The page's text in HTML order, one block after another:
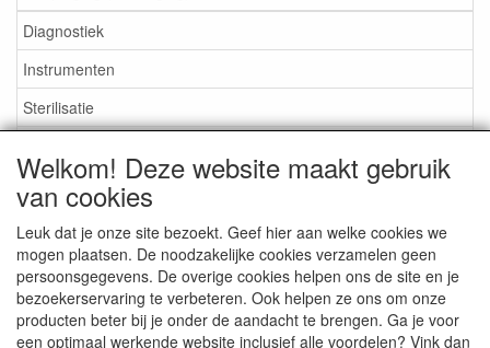
Diagnostiek
Instrumenten
Sterilisatie
Aktieartikelen
Medisan Trading te Alblasserdam. Alle genoemde prijzen zijn
inclusief BTW enexclusief verzendkostentenzij anders
Welkom! Deze website maakt gebruik
van cookies
Leuk dat je onze site bezoekt. Geef hier aan welke cookies we
mogen plaatsen. De noodzakelijke cookies verzamelen geen
persoonsgegevens. De overige cookies helpen ons de site en je
bezoekerservaring te verbeteren. Ook helpen ze ons om onze
producten beter bij je onder de aandacht te brengen. Ga je voor
een optimaal werkende website inclusief alle voordelen? Vink dan